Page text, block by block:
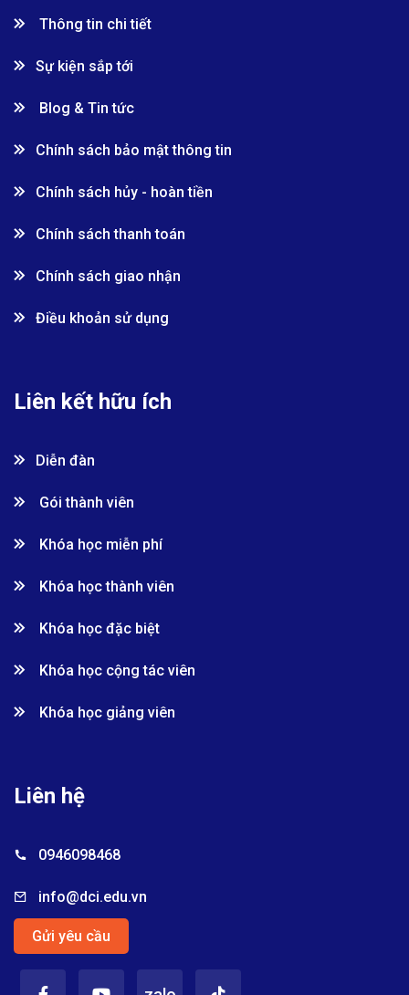
Thông tin chi tiết
Sự kiện sắp tới
Blog & Tin tức
Chính sách bảo mật thông tin
Chính sách hủy - hoàn tiền
Chính sách thanh toán
Chính sách giao nhận
Điều khoản sử dụng
Liên kết hữu ích
Diễn đàn
Gói thành viên
Khóa học miễn phí
Khóa học thành viên
Khóa học đặc biệt
Khóa học cộng tác viên
Khóa học giảng viên
Liên hệ
0946098468
info@dci.edu.vn
Gửi yêu cầu